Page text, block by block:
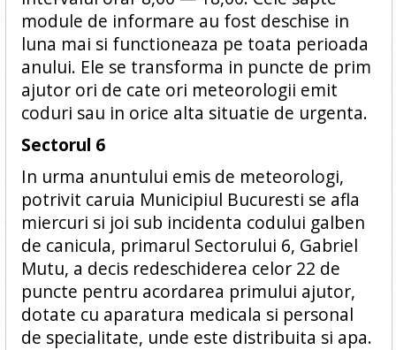
module de informare au fost deschise in
luna mai si functioneaza pe toata perioada
anului. Ele se transforma in puncte de prim
ajutor ori de cate ori meteorologii emit
coduri sau in orice alta situatie de urgenta.
Sectorul 6
In urma anuntului emis de meteorologi,
potrivit caruia Municipiul Bucuresti se afla
miercuri si joi sub incidenta codului galben
de canicula, primarul Sectorului 6, Gabriel
Mutu, a decis redeschiderea celor 22 de
puncte pentru acordarea primului ajutor,
dotate cu aparatura medicala si personal
de specialitate, unde este distribuita si apa.